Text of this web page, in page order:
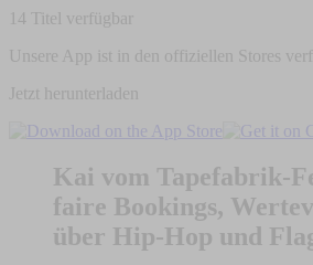
14 Titel verfügbar
Unsere App ist in den offiziellen Stores
Jetzt herunterladen
Kai vom Tapefabrik-
faire Bookings,
über Hip-Hop und